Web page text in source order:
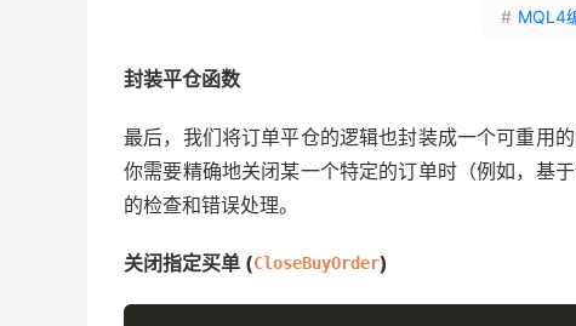
# MQL4
封装平仓函数
最后，我们将订单平仓的逻辑也封装成一个可重用
你需要精确地关闭某一个特定的订单时（例如，基
的检查和错误处理。
关闭指定买单 (CloseBuyOrder)